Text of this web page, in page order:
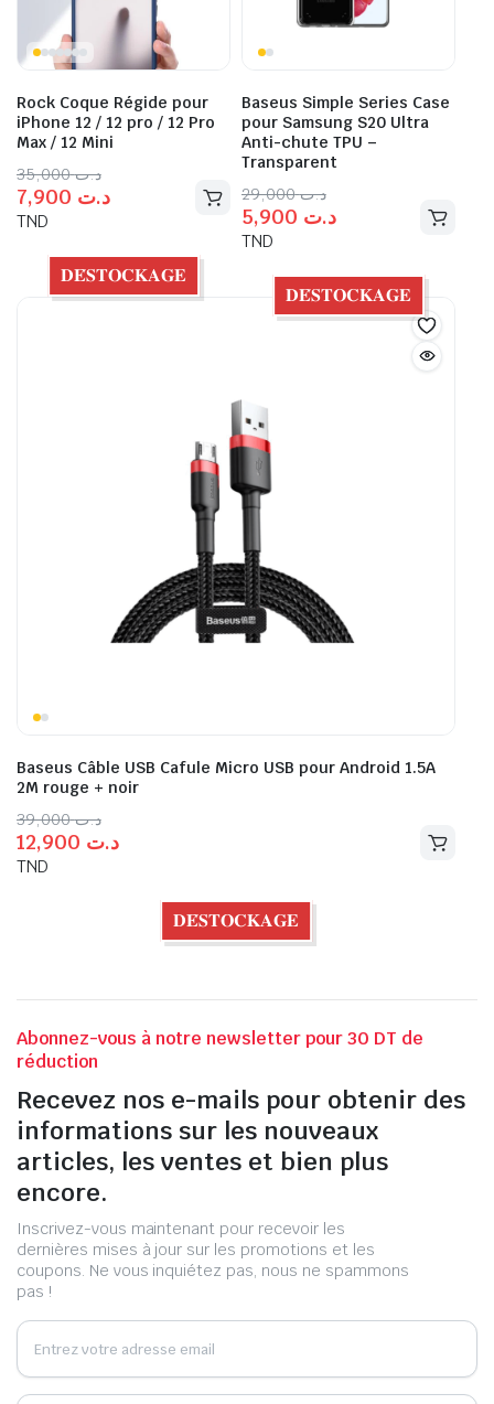
Rock Coque Régide pour
iPhone 12 / 12 pro / 12 Pro
Max / 12 Mini
د.ت35,000
د.ت
TND
𝐃𝐄́𝐒𝐓𝐎𝐂𝐊𝐀𝐆𝐄
Baseus Simple Series Case
pour Samsung S20 Ultra
Anti-chute TPU –
Transparent
د.ت29,000
د.ت
TND
𝐃𝐄́𝐒𝐓𝐎𝐂𝐊𝐀𝐆𝐄
Baseus Câble USB Cafule Micro USB pour Android 1.5A
2M rouge + noir
د.ت39,000
د.ت
TND
𝐃𝐄́𝐒𝐓𝐎𝐂𝐊𝐀𝐆𝐄
Abonnez-vous à notre newsletter pour 30 DT de
réduction
Recevez nos e-mails pour obtenir des
informations sur les nouveaux
articles, les ventes et bien plus
encore.
Inscrivez-vous maintenant pour recevoir les
dernières mises à jour sur les promotions et les
coupons. Ne vous inquiétez pas, nous ne spammons
pas !